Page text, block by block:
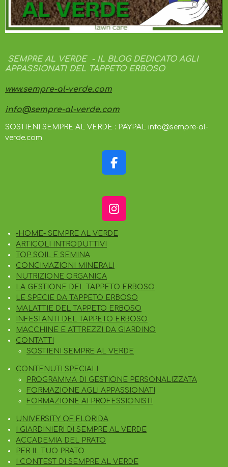
SEMPRE AL VERDE - IL BLOG DEDICATO AGLI
APPASSIONATI DEL TAPPETO ERBOSO
www.sempre-al-verde.com
info@sempre-al-verde.com
SOSTIENI SEMPRE AL VERDE : PAYPAL info@sempre-al-
verde.com
F
E
B
O
I
S
A
G
R
A
M
-HOME- SEMPRE AL VERDE
ARTICOLI INTRODUTTIVI
TOP SOIL E SEMINA
CONCIMAZIONI MINERALI
NUTRIZIONE ORGANICA
LA GESTIONE DEL TAPPETO ERBOSO
LE SPECIE DA TAPPETO ERBOSO
MALATTIE DEL TAPPETO ERBOSO
INFESTANTI DEL TAPPETO ERBOSO
MACCHINE E ATTREZZI DA GIARDINO
CONTATTI
SOSTIENI SEMPRE AL VERDE
CONTENUTI SPECIALI
PROGRAMMA DI GESTIONE PERSONALIZZATA
FORMAZIONE AGLI APPASSIONATI
FORMAZIONE AI PROFESSIONISTI
UNIVERSITY OF FLORIDA
I GIARDINIERI DI SEMPRE AL VERDE
ACCADEMIA DEL PRATO
PER IL TUO PRATO
I CONTEST DI SEMPRE AL VERDE